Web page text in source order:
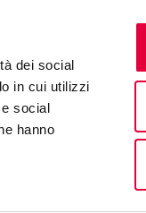
dei social
in cui utilizzi
social
hanno